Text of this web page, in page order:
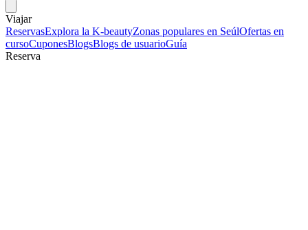
Viajar
ReservasExplora la K-beautyZonas populares en SeúlOfertas en
cursoCuponesBlogsBlogs de usuarioGuía
Reserva